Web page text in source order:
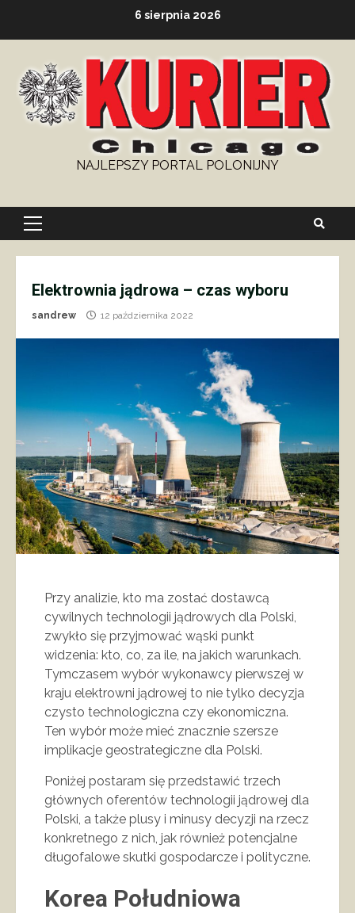
6 sierpnia 2026
NAJLEPSZY PORTAL POLONIJNY
Primary
Elektrownia jądrowa – czas wyboru
sandrew 12 października 2022
Przy analizie, kto ma zostać dostawcą
cywilnych technologii jądrowych dla Polski,
zwykło się przyjmować wąski punkt
widzenia: kto, co, za ile, na jakich warunkach.
Tymczasem wybór wykonawcy pierwszej w
kraju elektrowni jądrowej to nie tylko decyzja
czysto technologiczna czy ekonomiczna.
Ten wybór może mieć znacznie szersze
implikacje geostrategiczne dla Polski.
Poniżej postaram się przedstawić trzech
głównych oferentów technologii jądrowej dla
Polski, a także plusy i minusy decyzji na rzecz
konkretnego z nich, jak również potencjalne
długofalowe skutki gospodarcze i polityczne.
Korea Południowa